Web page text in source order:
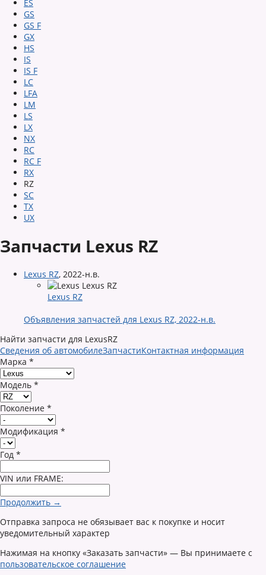
ES
GS
GS F
GX
HS
IS
IS F
LC
LFA
LM
LS
LX
NX
RC
RC F
RX
RZ
SC
TX
UX
Запчасти Lexus RZ
Lexus RZ, 2022-н.в.
Lexus RZ
Объявления запчастей для Lexus RZ, 2022-н.в.
Найти запчасти для LexusRZ
Сведения об автомобилеЗапчастиКонтактная информация
Марка *
Модель *
Поколение *
Модификация *
Год *
VIN или FRAME:
Продолжить →
Отправка запроса не обязывает вас к покупке и носит
уведомительный характер
Нажимая на кнопку «Заказать запчасти» — Вы принимаете с
пользовательское соглашение